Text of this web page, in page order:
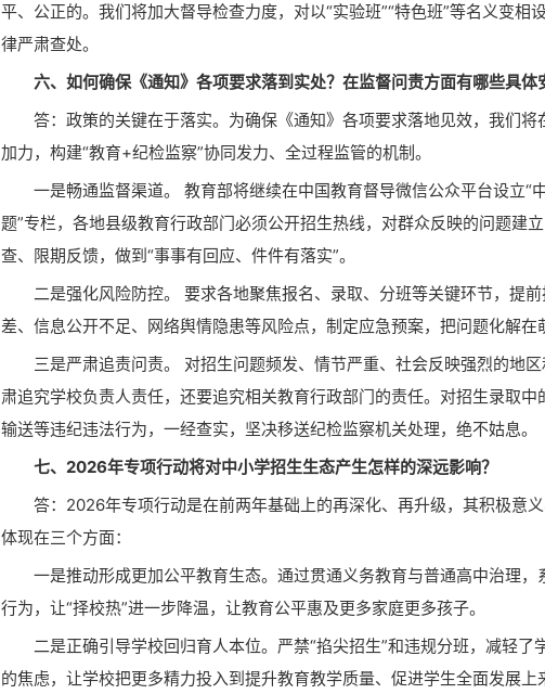
平、公正的。我们将加大督导检查力度，对以“实验班”“特色班”等名义变相
律严肃查处。
六、如何确保《通知》各项要求落到实处？在监督问责方面有哪些具体
答：政策的关键在于落实。为确保《通知》各项要求落地见效，我们将
加力，构建“教育+纪检监察”协同发力、全过程监管的机制。
一是畅通监督渠道。 教育部将继续在中国教育督导微信公众平台设立“
题”专栏，各地县级教育行政部门必须公开招生热线，对群众反映的问题建
查、限期反馈，做到“事事有回应、件件有落实”。
二是强化风险防控。 要求各地聚焦报名、录取、分班等关键环节，提前
差、信息公开不足、网络舆情隐患等风险点，制定应急预案，把问题化解在
三是严肃追责问责。 对招生问题频发、情节严重、社会反映强烈的地区
肃追究学校负责人责任，还要追究相关教育行政部门的责任。对招生录取中
输送等违纪违法行为，一经查实，坚决移送纪检监察机关处理，绝不姑息。
七、2026年专项行动将对中小学招生生态产生怎样的深远影响？
答：2026年专项行动是在前两年基础上的再深化、再升级，其积极意
体现在三个方面：
一是推动形成更加公平教育生态。通过贯通义务教育与普通高中治理，
行为，让“择校热”进一步降温，让教育公平惠及更多家庭更多孩子。
二是正确引导学校回归育人本位。严禁“掐尖招生”和违规分班，减轻了
的焦虑，让学校把更多精力投入到提升教育教学质量、促进学生全面发展上